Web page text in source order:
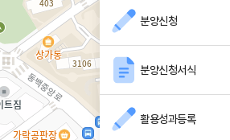
분양신청
분양신청서식
활용성과등록